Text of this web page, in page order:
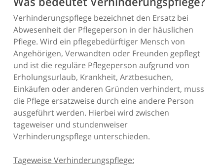
Verhinderungspflege bezeichnet den Ersatz bei
Abwesenheit der Pflegeperson in der häuslichen
Pflege. Wird ein pflegebedürftiger Mensch von
Angehörigen, Verwandten oder Freunden gepflegt
und ist die reguläre Pflegeperson aufgrund von
Erholungsurlaub, Krankheit, Arztbesuchen,
Einkäufen oder anderen Gründen verhindert, muss
die Pflege ersatzweise durch eine andere Person
ausgeführt werden. Hierbei wird zwischen
tageweiser und stundenweiser
Verhinderungspflege unterschieden.
Tageweise Verhinderungspflege: